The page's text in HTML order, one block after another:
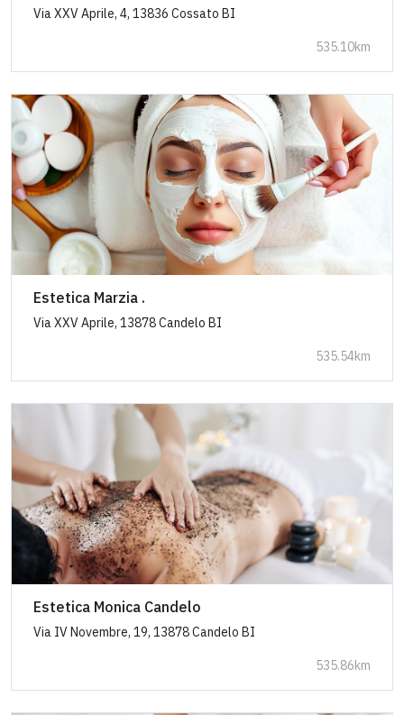
Via XXV Aprile, 4, 13836 Cossato BI
535.10km
Estetica Marzia .
Via XXV Aprile, 13878 Candelo BI
535.54km
Estetica Monica Candelo
Via IV Novembre, 19, 13878 Candelo BI
535.86km